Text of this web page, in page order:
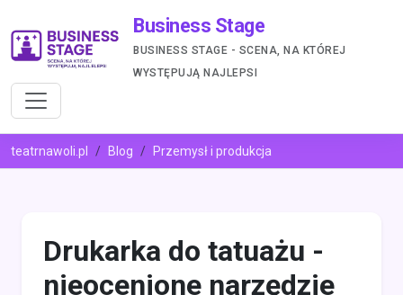
Business Stage
BUSINESS STAGE - SCENA, NA KTÓREJ
WYSTĘPUJĄ NAJLEPSI
teatrnawoli.pl Blog Przemysł i produkcja
Drukarka do tatuażu -
nieocenione narzędzie